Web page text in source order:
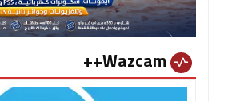
vital_signs